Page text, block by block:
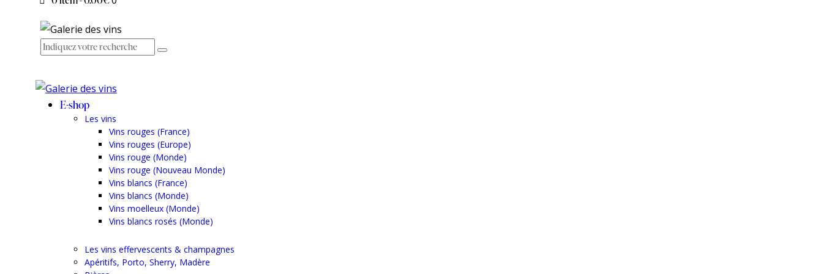
E-shop
Les vins
Vins rouges (France)
Vins rouges (Europe)
Vins rouge (Monde)
Vins rouge (Nouveau Monde)
Vins blancs (France)
Vins blancs (Monde)
Vins moelleux (Monde)
Vins blancs rosés (Monde)
Les vins effervescents & champagnes
Apéritifs, Porto, Sherry, Madère